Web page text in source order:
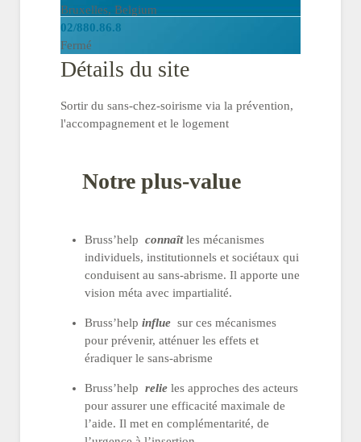
Bruxelles, Belgium
02/880.86.8
Fermé
Détails du site
Sortir du sans-chez-soirisme via la prévention,
l'accompagnement et le logement
Notre plus-value
Bruss’help connaîtles mécanismes
individuels, institutionnels et sociétaux qui
conduisent au sans-abrisme. Il apporte une
vision méta avec impartialité.
Bruss’help influe sur ces mécanismes
pour prévenir, atténuer les effets et
éradiquer le sans-abrisme
Bruss’help relie les approches des acteurs
pour assurer une efficacité maximale de
l’aide. Il met en complémentarité, de